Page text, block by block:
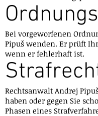
Bei vorgeworfenen
Pipuš wenden. Er prüft
wenn er fehlerhaft ist.
Rechtsanwalt Andrej
haben oder gegen Sie
Phasen eines